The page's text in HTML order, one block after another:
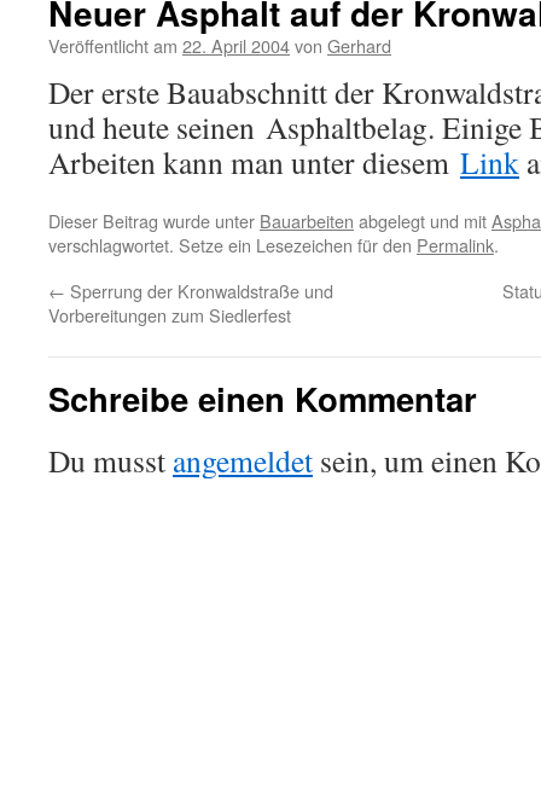
Neuer Asphalt auf der
Veröffentlicht am 22. April 2004von Gerhard
Der erste Bauabschnitt der
und heute seinen Asphaltbelag. Einige
Arbeiten kann man unter diesem Link
Dieser Beitrag wurde unter Bauarbeiten abgelegt und mit
verschlagwortet. Setze ein Lesezeichen für den Permalink.
← Sperrung der Kronwaldstraße und
Vorbereitungen zum Siedlerfest
Schreibe einen Kommentar
Du musst angemeldet sein, um einen